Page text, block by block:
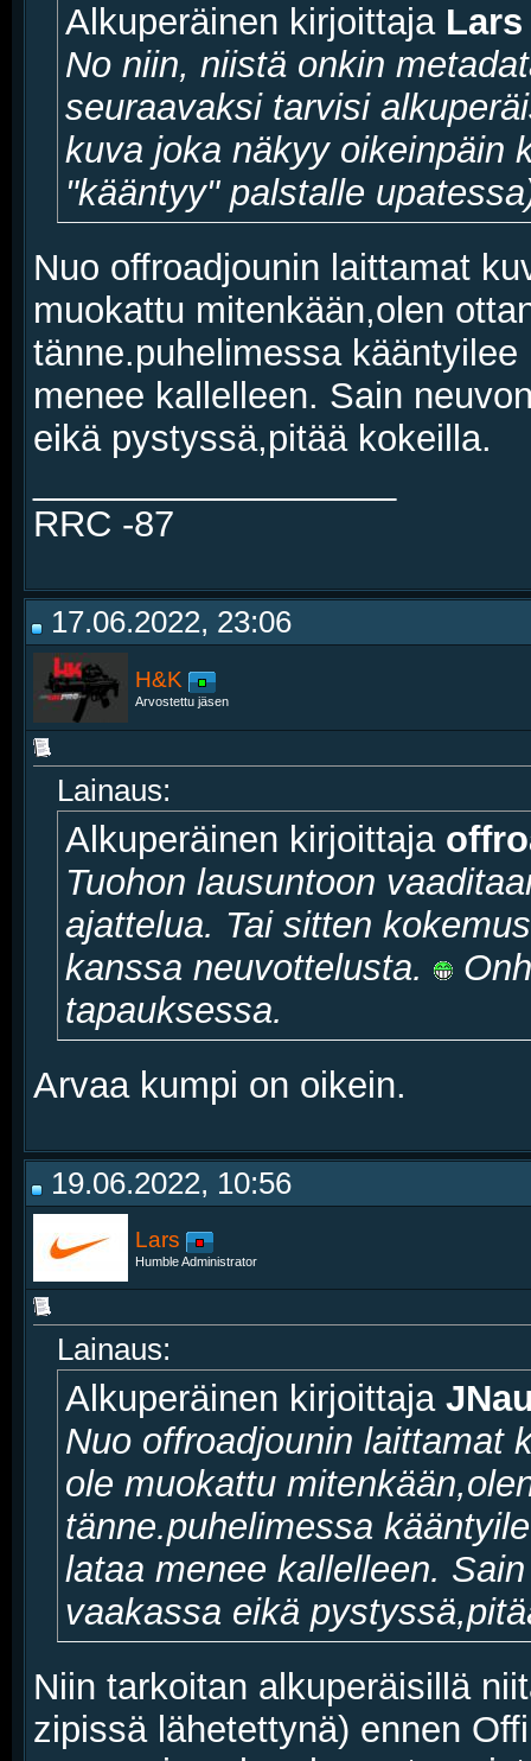
Alkuperäinen kirjoittaja Lars
No niin, niistä onkin
seuraavaksi tarvisi
kuva joka näkyy oikeinpäin
"kääntyy" palstalle
Nuo offroadjounin laittamat
muokattu mitenkään,olen
tänne.puhelimessa
menee kallelleen. Sain
eikä pystyssä,pitää kokeilla.
RRC -87
17.06.2022, 23:06
H&K
Arvostettu jäsen
Lainaus:
Alkuperäinen kirjoittaja
Tuohon lausuntoon
ajattelua. Tai sitten
kanssa neuvottelusta.
tapauksessa.
Arvaa kumpi on oikein.
19.06.2022, 10:56
Lars
Humble Administrator
Lainaus:
Alkuperäinen kirjoittaja
Nuo offroadjounin laittamat
ole muokattu
tänne.puhelimessa
lataa menee kallelleen.
vaakassa eikä
Niin tarkoitan alkuperäisillä
zipissä lähetettynä) ennen